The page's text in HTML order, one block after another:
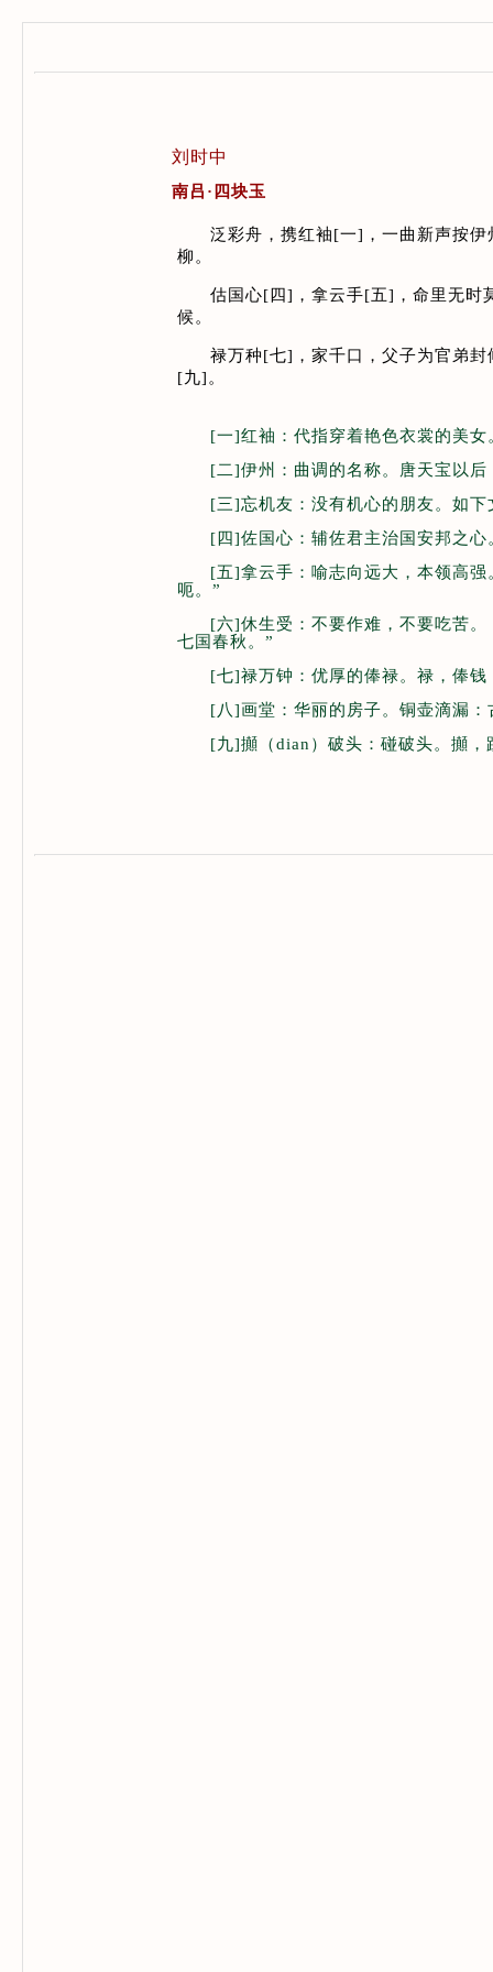
刘时中
南吕·四块玉
泛彩舟，携红袖[一]，一曲新声按
柳。
估国心[四]，拿云手[五]，命里无时
候。
禄万种[七]，家千口，父子为官弟
[九]。
[一]红袖：代指穿着艳色衣裳的美女
[二]伊州：曲调的名称。唐天宝以
[三]忘机友：没有机心的朋友。如下
[四]佐国心：辅佐君主治国安邦之心
[五]拿云手：喻志向远大，本领高
呃。”
[六]休生受：不要作难，不要吃苦
七国春秋。”
[七]禄万钟：优厚的俸禄。禄，俸
[八]画堂：华丽的房子。铜壶滴漏
[九]攧（dian）破头：碰破头。攧，